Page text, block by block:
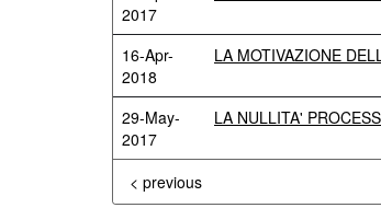
2017
16-Apr-
2018
LA MOTIVAZIONE
29-May-
2017
LA NULLITA'
< previous